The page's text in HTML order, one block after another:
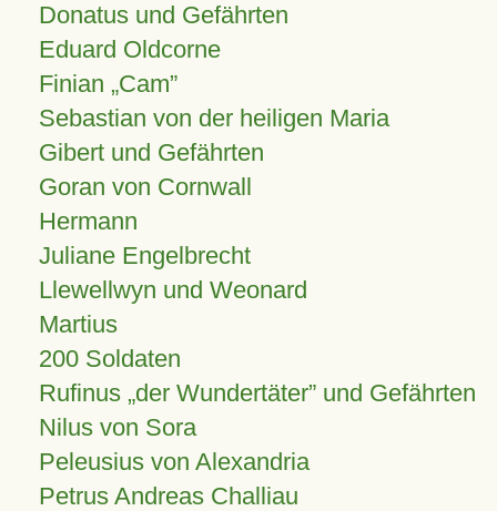
Donatus und Gefährten
Eduard Oldcorne
Finian Cam
Sebastian von der heiligen Maria
Gibert und Gefährten
Goran von Cornwall
Hermann
Juliane Engelbrecht
Llewellwyn und Weonard
Martius
200 Soldaten
Rufinus „der Wundertäter” und Gefährten
Nilus von Sora
Peleusius von Alexandria
Petrus Andreas Challiau